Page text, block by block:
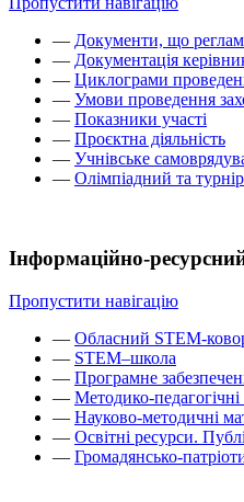
— Документи, що
— Документація
— Циклограми
— Умови проведення
— Показники участі
— Проєктна діяльність
— Учнівське
— Олімпіадний та
Інформаційно-
Пропустити навігацію
— Обласний STEM-
— STEM–школа
— Програмне
— Методико-педагогічні
— Науково-методичні
— Освітні ресурси.
— Громадянсько-